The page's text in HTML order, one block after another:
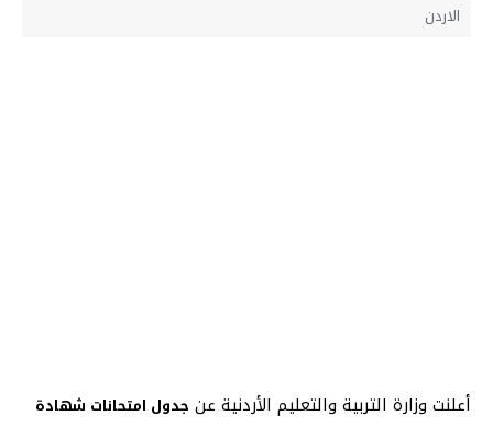
الاردن
أعلنت وزارة التربية والتعليم الأردنية عن جدول امتحانات شهادة